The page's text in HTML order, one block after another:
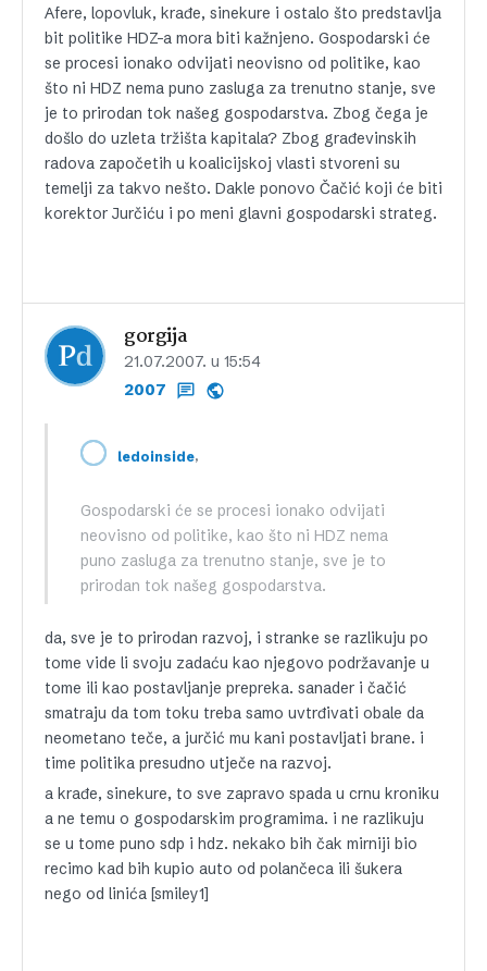
Afere, lopovluk, krađe, sinekure i ostalo što predstavlja
bit politike HDZ-a mora biti kažnjeno. Gospodarski će
se procesi ionako odvijati neovisno od politike, kao
što ni HDZ nema puno zasluga za trenutno stanje, sve
je to prirodan tok našeg gospodarstva. Zbog čega je
došlo do uzleta tržišta kapitala? Zbog građevinskih
radova započetih u koalicijskoj vlasti stvoreni su
temelji za takvo nešto. Dakle ponovo Čačić koji će biti
korektor Jurčiću i po meni glavni gospodarski strateg.
gorgija
21.07.2007. u 15:54
2007
ledoinside,
Gospodarski će se procesi ionako odvijati
neovisno od politike, kao što ni HDZ nema
puno zasluga za trenutno stanje, sve je to
prirodan tok našeg gospodarstva.
da, sve je to prirodan razvoj, i stranke se razlikuju po
tome vide li svoju zadaću kao njegovo podržavanje u
tome ili kao postavljanje prepreka. sanader i čačić
smatraju da tom toku treba samo uvtrđivati obale da
neometano teče, a jurčić mu kani postavljati brane. i
time politika presudno utječe na razvoj.
a krađe, sinekure, to sve zapravo spada u crnu kroniku
a ne temu o gospodarskim programima. i ne razlikuju
se u tome puno sdp i hdz. nekako bih čak mirniji bio
recimo kad bih kupio auto od polančeca ili šukera
nego od linića [smiley1]